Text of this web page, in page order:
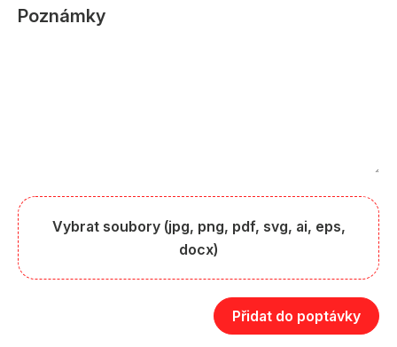
Poznámky
Vybrat soubory (jpg, png, pdf, svg, ai, eps,
docx)
Přidat do poptávky